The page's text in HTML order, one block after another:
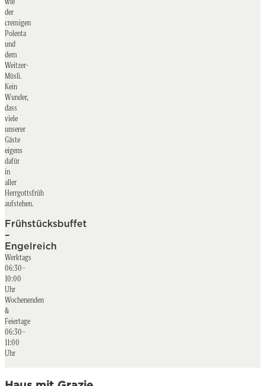
der
cremigen
Polenta
und
dem
Weitzer-
Müsli.
Kein
Wunder,
dass
viele
unserer
Gäste
eigens
dafür
in
aller
Herrgottsfrüh
aufstehen.
Frühstücksbuffet
–
Engelreich
Werktags
06:30–
10:00
Uhr
Wochenenden
&
Feiertage
06:30–
11:00
Uhr